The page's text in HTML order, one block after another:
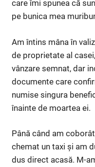
care îmi spunea că
pe bunica mea
Am întins mâna în
de proprietate al
vânzare semnat, dar
documente care
numise singura
înainte de moartea ei.
Până când am
chemat un taxi și am
dus direct acasă. M-